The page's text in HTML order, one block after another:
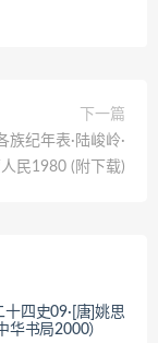
下一篇
族纪年表·陆峻岭·
民1980 (附下载)
四史09·[唐]姚思
华书局2000）